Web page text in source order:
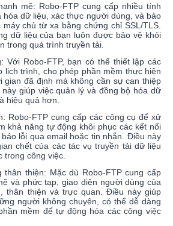
mẽ: Robo-FTP cung cấp nhiều tính
hóa dữ liệu, xác thực người dùng, và bảo
chủ từ xa bằng chứng chỉ SSL/TLS.
dữ liệu của bạn luôn được bảo vệ khỏi
trong quá trình truyền tải.
Với Robo-FTP, bạn có thể thiết lập các
lịch trình, cho phép phần mềm thực hiện
gian đã định mà không cần sự can thiệp
giúp việc quản lý và đồng bộ hóa dữ
hiệu quả hơn.
Robo-FTP cung cấp các công cụ để xử
khả năng tự động khôi phục các kết nối
lỗi qua email hoặc tin nhắn. Điều này
chết của các tác vụ truyền tải dữ liệu
trong công việc.
thân thiện: Mặc dù Robo-FTP cung cấp
và phức tạp, giao diện người dùng của
thân thiện và trực quan. Điều này giúp
người không chuyên, có thể dễ dàng
mềm để tự động hóa các công việc